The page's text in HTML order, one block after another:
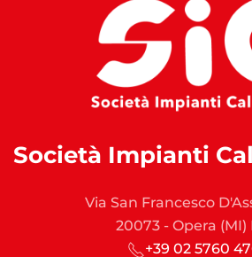
Società Impianti
Via San Francesco
20073 - Opera (MI)
+39 02 5760